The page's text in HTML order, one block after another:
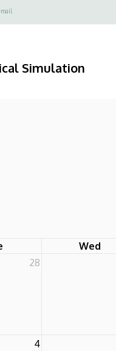
Simulation
Wed
28
4